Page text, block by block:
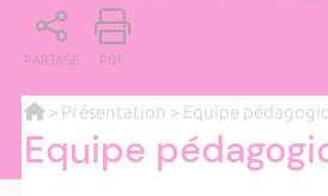
PARTAGE PDF
> Présentation > Equipe
Equipe